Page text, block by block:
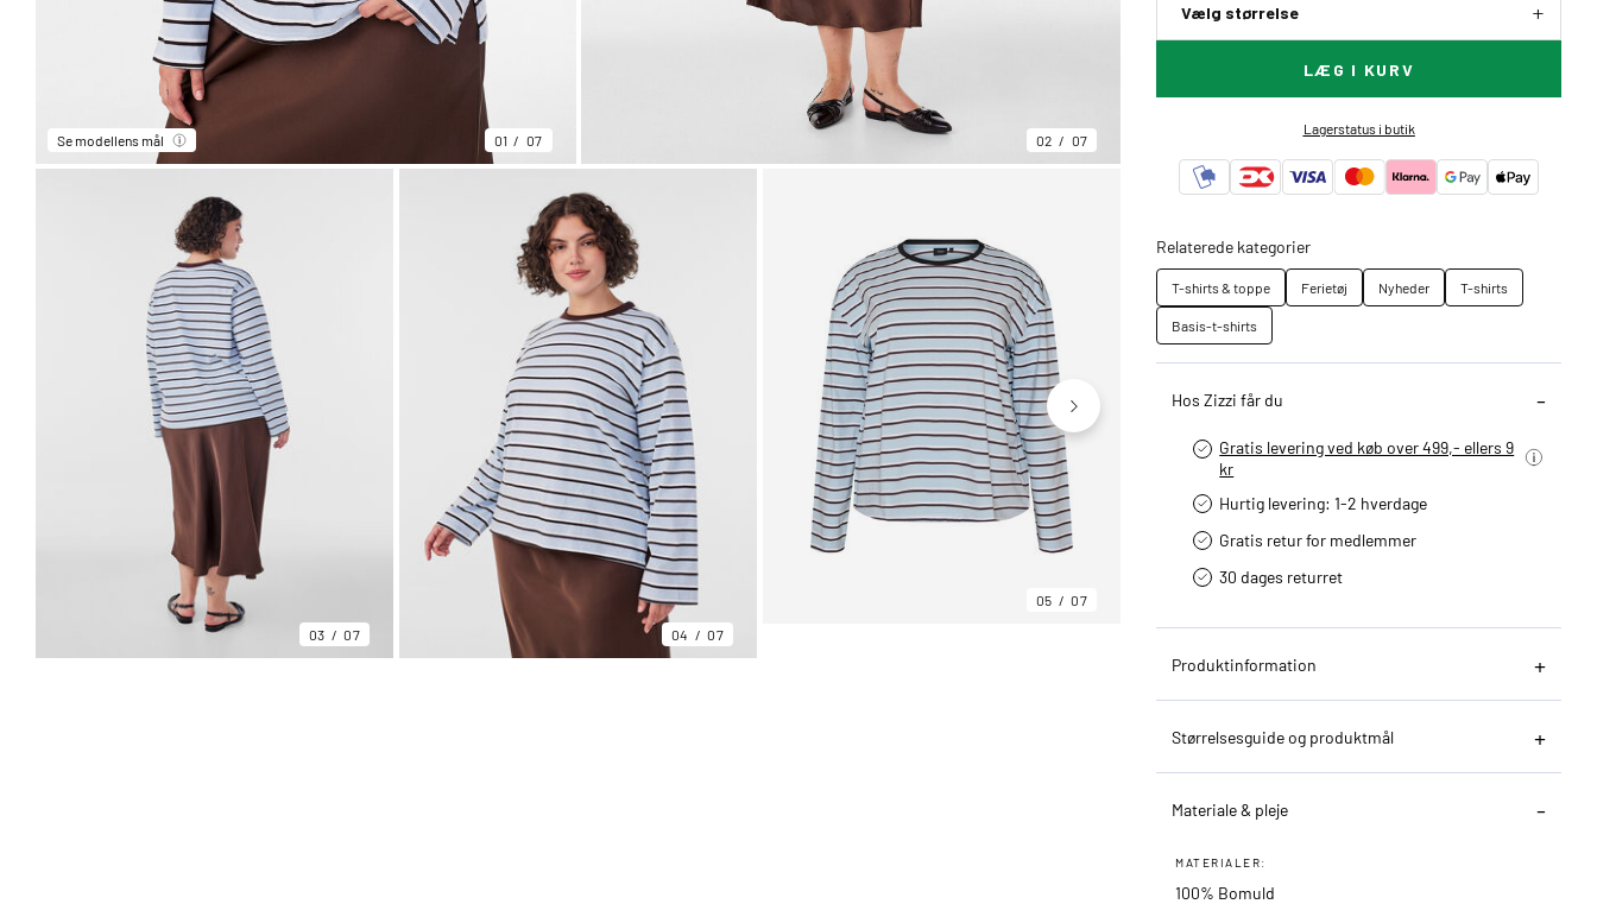
Se modellens mål 01 07 02 07
03 07 04 07
05 07
Vælg størrelse
LÆG I KURV
Lagerstatus i butik
Relaterede kategorier
T-shirts & toppe Ferietøj Nyheder
T-shirts
Basis-t-shirts
Hos Zizzi får du
Gratis levering ved køb over 499,- ellers 9
kr
Hurtig levering­: 1-2 hverdage
Gratis retur for medlemmer
30 dages returret
Produktinformation
Størrelsesguide og produktmål
Materiale & pleje
MATERIALER:
100% Bomuld